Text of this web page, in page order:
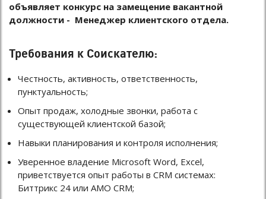
объявляет конкурс на замещение вакантной
должности - Менеджер клиентского отдела.
Требования к Соискателю:
Честность, активность, ответственность,
пунктуальность;
Опыт продаж, холодные звонки, работа с
существующей клиентской базой;
Навыки планирования и контроля исполнения;
Уверенное владение Microsoft Word, Exсel,
приветствуется опыт работы в СRМ системах:
Биттрикс 24 или AMO CRM;